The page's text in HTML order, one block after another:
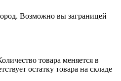
Возможно вы заграницей
товара меняется в
остатку товара на складе